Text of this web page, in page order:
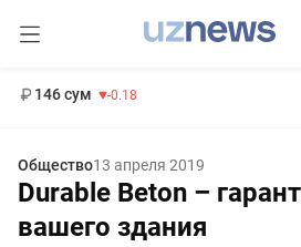
146 сум -0.18
Общество13 апреля 2019
Durable Beton –
вашего здания